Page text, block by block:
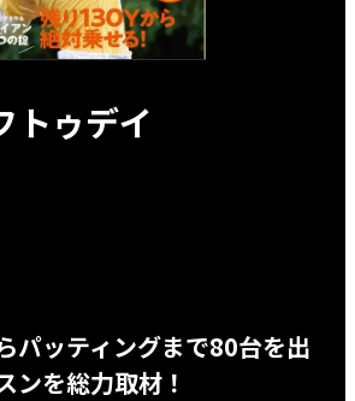
トゥデイ
パッティングまで80台を出
ンを総力取材！